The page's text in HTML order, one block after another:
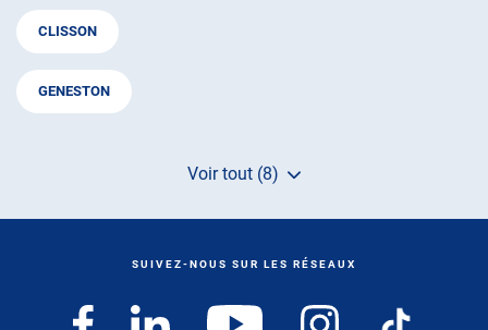
CLISSON
GENESTON
Voir tout (8)
de
de
de
SUIVEZ-NOUS SUR LES RÉSEAUX